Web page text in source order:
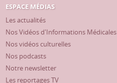
ESPACE MÉDIAS
Les actualités
Nos Vidéos d'Informations Médicales
Nos vidéos culturelles
Nos podcasts
Notre newsletter
Les reportages TV